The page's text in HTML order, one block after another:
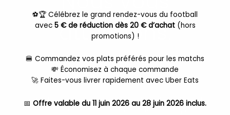
attendons.
Venez passez un moment hors du commun à un prix
qui ne dit pas son nom, des plats , Asiatique,
⚽🏆 Célébrez le grand rendez-vous du football
avec 5 € de réduction dès 20 € d’achat(hors
promotions) !
🍔 Commandez vos plats préférés pour les matchs
💸 Économisez à chaque commande
🚀 Faites-vous livrer rapidement avec Uber Eats
📅 Offre valable du 11 juin 2026 au 28 juin 2026 inclus.